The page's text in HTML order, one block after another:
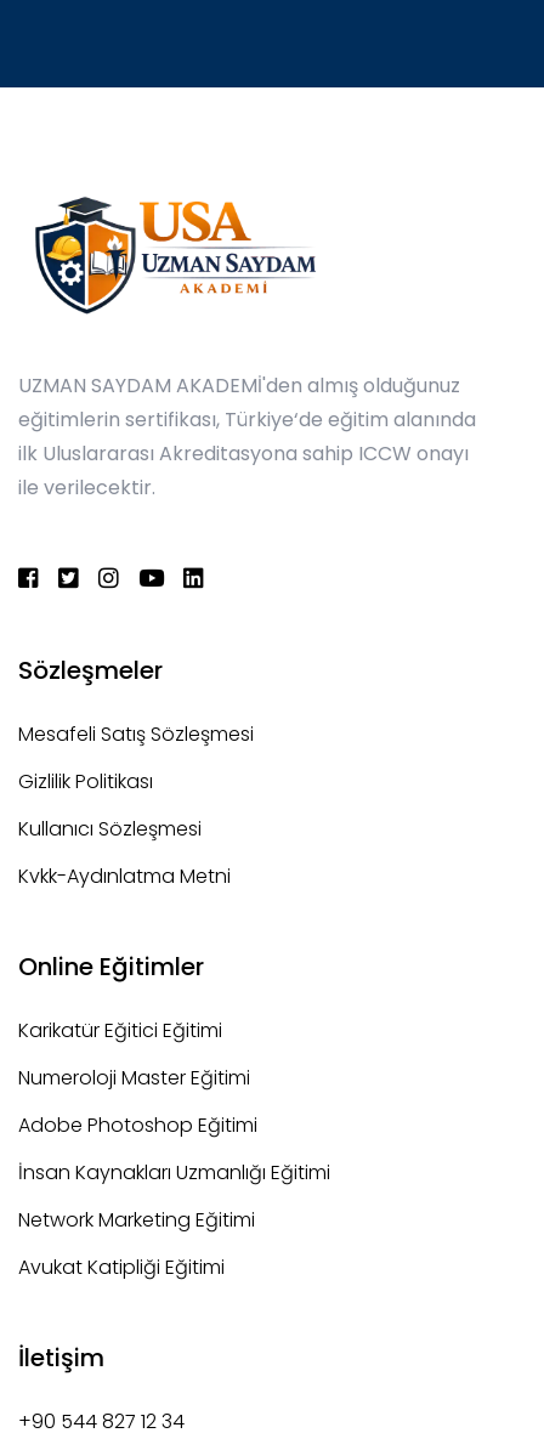
UZMAN SAYDAM AKADEMİ'den almış olduğunuz
eğitimlerin sertifikası, Türkiye‘de eğitim alanında
ilk Uluslararası Akreditasyona sahip ICCW onayı
ile verilecektir.
Sözleşmeler
Mesafeli Satış Sözleşmesi
Gizlilik Politikası
Kullanıcı Sözleşmesi
Kvkk-Aydınlatma Metni
Online Eğitimler
Karikatür Eğitici Eğitimi
Numeroloji Master Eğitimi
Adobe Photoshop Eğitimi
İnsan Kaynakları Uzmanlığı Eğitimi
Network Marketing Eğitimi
Avukat Katipliği Eğitimi
İletişim
+90 544 827 12 34